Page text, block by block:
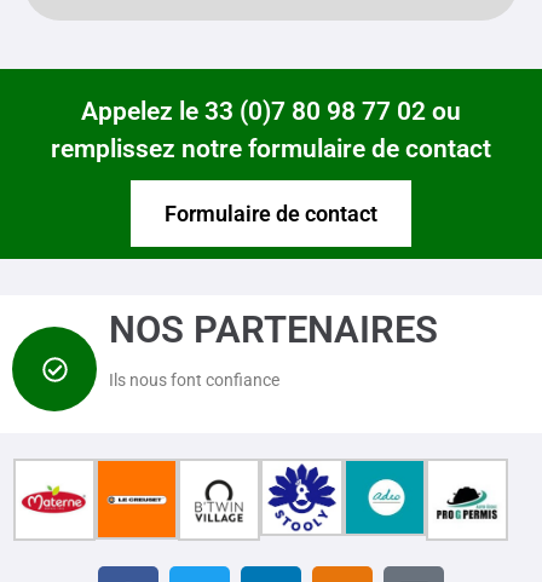
Appelez le 33 (0)7 80 98 77 02 ou
remplissez notre formulaire de contact
Formulaire de contact
NOS PARTENAIRES
Ils nous font confiance